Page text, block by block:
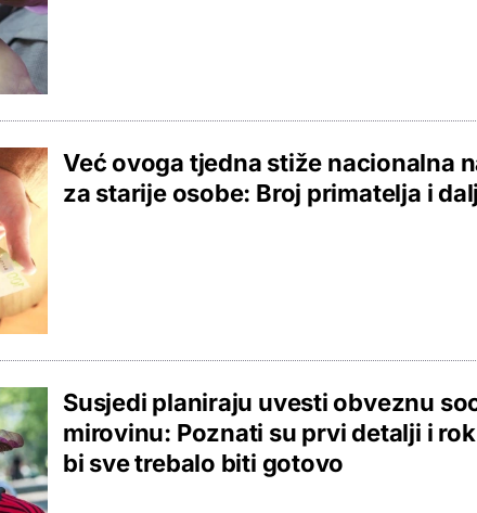
Već ovoga tjedna stiže nacionalna
za starije osobe: Broj primatelja i
Susjedi planiraju uvesti obveznu
mirovinu: Poznati su prvi detalji i
bi sve trebalo biti gotovo